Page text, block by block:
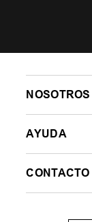
NOSOTROS
AYUDA
CONTACTO